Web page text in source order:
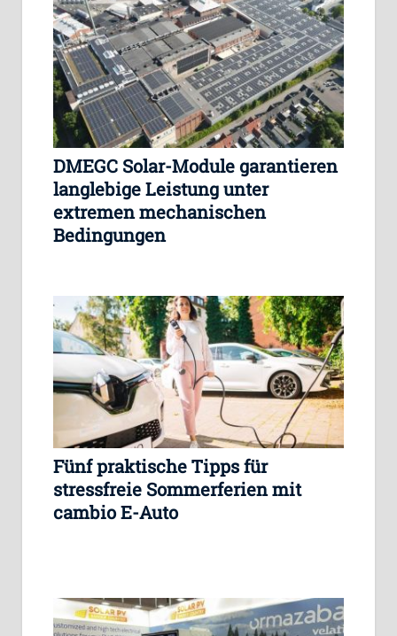
DMEGC Solar-Module garantieren
langlebige Leistung unter
extremen mechanischen
Bedingungen
Fünf praktische Tipps für
stressfreie Sommerferien mit
cambio E-Auto